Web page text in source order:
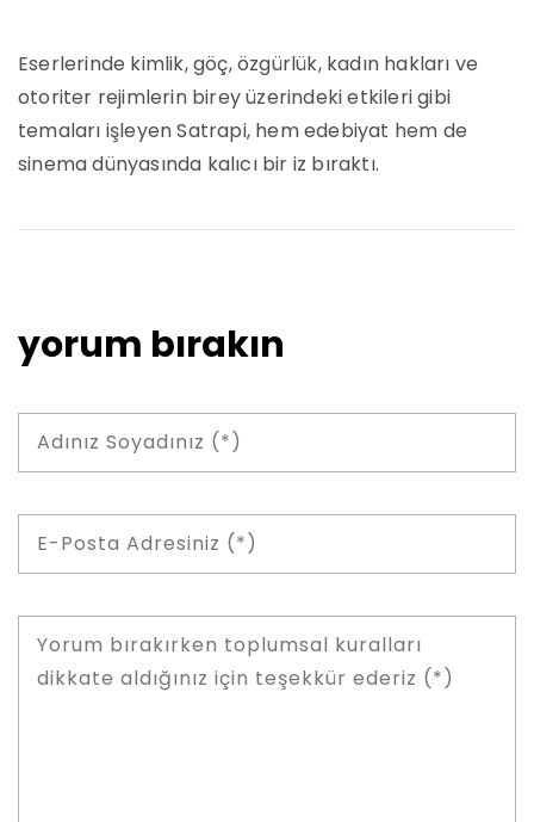
Eserlerinde kimlik, göç, özgürlük, kadın hakları ve
otoriter rejimlerin birey üzerindeki etkileri gibi
temaları işleyen Satrapi, hem edebiyat hem de
sinema dünyasında kalıcı bir iz bıraktı.
yorum bırakın